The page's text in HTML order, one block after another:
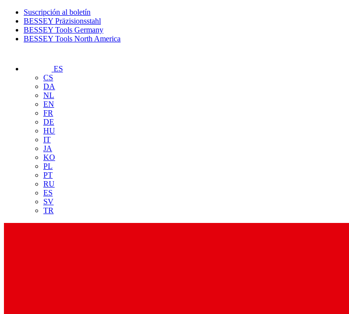
Suscripción al boletín
BESSEY Präzisionsstahl
BESSEY Tools Germany
BESSEY Tools North America
ES
CS
DA
NL
EN
FR
DE
HU
IT
JA
KO
PL
PT
RU
ES
SV
TR